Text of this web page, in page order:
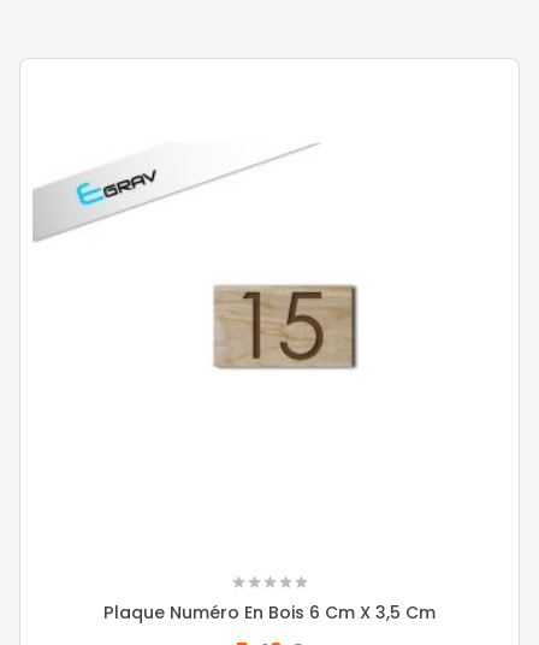
Plaque Numéro En Bois 6 Cm X 3,5 Cm